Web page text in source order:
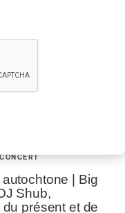
| Big
Shub,
présent et de